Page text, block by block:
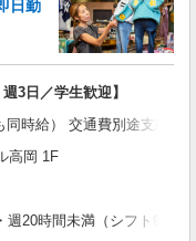
日勤
3日／学生歓迎】
時給） 交通費別途支給
高岡 1F
週20時間未満（シフト